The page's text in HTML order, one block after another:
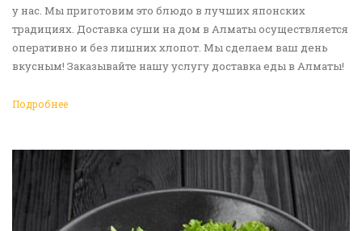
у нас. Мы приготовим это блюдо в лучших японских
традициях. Доставка суши на дом в Алматы осуществляется
оперативно и без лишних хлопот. Мы сделаем ваш день
вкусным! Заказывайте нашу услугу доставка еды в Алматы!
Подробнее